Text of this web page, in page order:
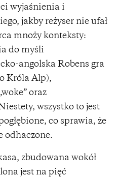
wyjaśnienia i
jakby reżyser nie ufał
mnoży konteksty:
do myśli
angolska Robens gra
Króla Alp),
oraz
wszystko to jest
co sprawia, że
odhaczone.
zbudowana wokół
jest na pięć